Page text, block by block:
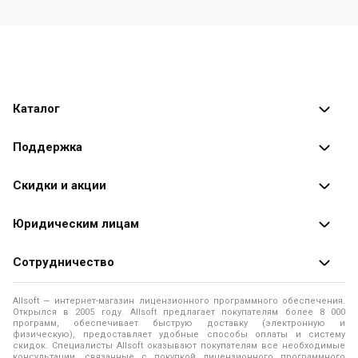
Каталог
Каталог программ
Поддержка
Оплата заказов
Доставка заказа
Помощь
Правила продажи
Политика использования файлов Cookie
Скидки и акции
Специальные
Юридическим лицам
Продажа программ юридическим лицам
О лицензировании программного обеспечения
Программы для компьютера
Контакты
Сотрудничество
О магазине
Адреса и телефоны
Новости
Allsoft — интернет-магазин лицензионного программного обеспечения.
Открылся в 2005 году. Allsoft предлагает покупателям более 8 000
программ, обеспечивает быструю доставку (электронную и
физическую), предоставляет удобные способы оплаты и систему
скидок. Специалисты Allsoft оказывают покупателям все необходимые